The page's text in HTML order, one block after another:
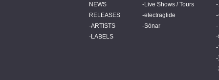
NEWS
RELEASES
ARTISTS
LABELS
Live Shows / Tours
electraglide
Sónar